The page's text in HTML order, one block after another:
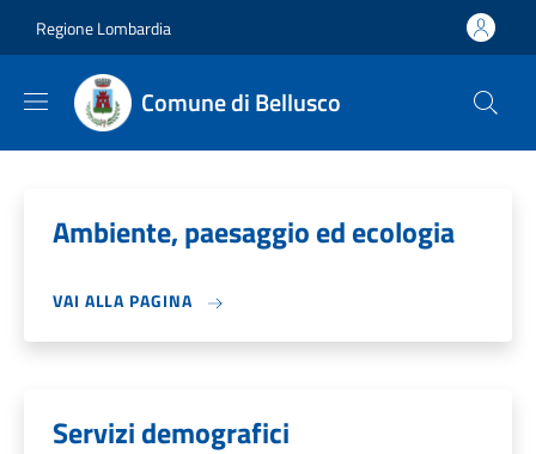
Regione Lombardia
Comune di Bellusco
Ambiente, paesaggio ed ecologia
VAI ALLA PAGINA
Servizi demografici